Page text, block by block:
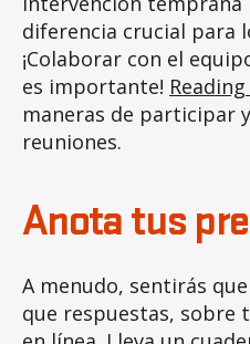
diferencia crucial para
¡Colaborar con el
es importante!
maneras de participar
reuniones.
Anota tus
A menudo, sentirás
que respuestas, sobre